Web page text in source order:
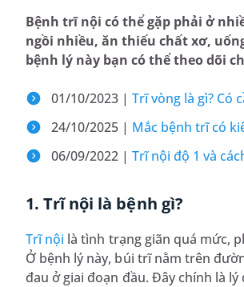
Bệnh trĩ nội có thể gặp phải ở
ngồi nhiều, ăn thiếu chất xơ,
bệnh lý này bạn có thể theo dõi
01/10/2023 | Trĩ vòng là gì? Có
24/10/2025 | Mắc bệnh trĩ có
06/09/2022 | Trĩ nội độ 1 và
1. Trĩ nội là bệnh gì?
Trĩ nội là tình trạng giãn quá mức,
Ở bệnh lý này, búi trĩ nằm trên
đau ở giai đoạn đầu. Đây chính là